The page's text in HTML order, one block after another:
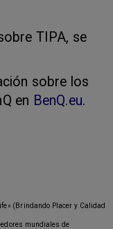
TIPA, se
sobre los
en BenQ.eu.
(Brindando Placer y Calidad
mundiales de